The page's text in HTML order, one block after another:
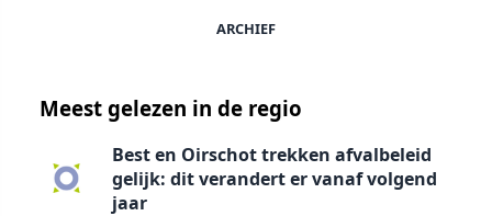
ARCHIEF
Meest gelezen in de regio
Best en Oirschot trekken afvalbeleid
gelijk: dit verandert er vanaf volgend
jaar